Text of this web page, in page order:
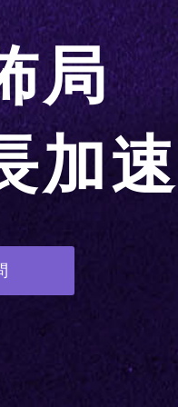
局
加